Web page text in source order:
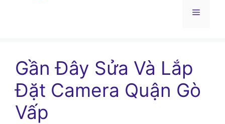
Menu
Gần Đây Sửa Và Lắp
Đặt Camera Quận Gò
Vấp